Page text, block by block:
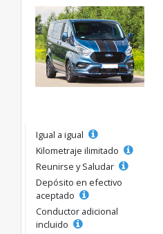
Igual a igual
Kilometraje ilimitado
Reunirse y Saludar
Depósito en efectivo
aceptado
Conductor adicional
incluido